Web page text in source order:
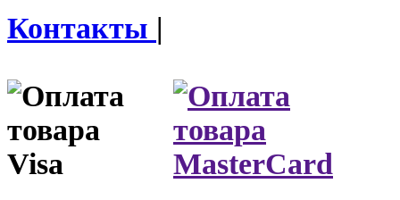
Контакты |